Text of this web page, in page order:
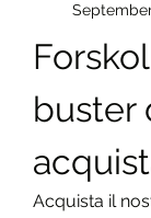
buster
Acquista il